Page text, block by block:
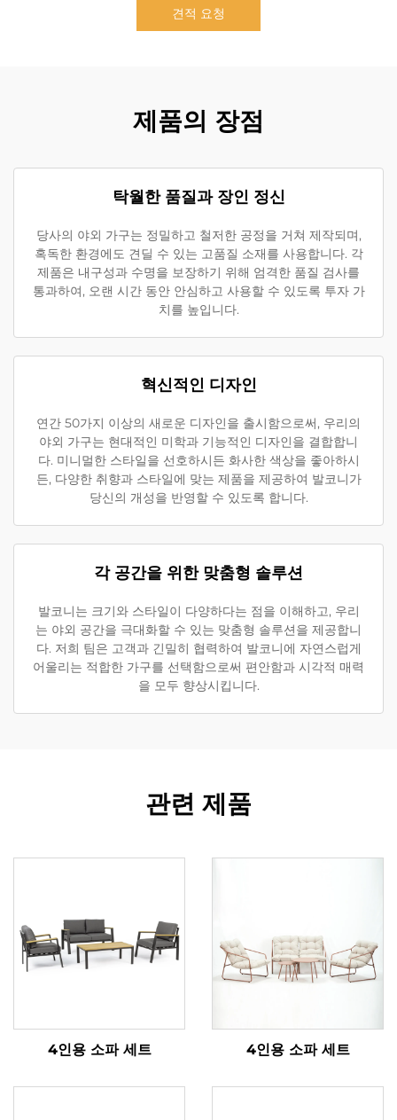
견적 요청
제품의 장점
탁월한 품질과 장인 정신
당사의 야외 가구는 정밀하고 철저한 공정을 거쳐 제작되며,
혹독한 환경에도 견딜 수 있는 고품질 소재를 사용합니다. 각
제품은 내구성과 수명을 보장하기 위해 엄격한 품질 검사를
통과하여, 오랜 시간 동안 안심하고 사용할 수 있도록 투자 가
치를 높입니다.
혁신적인 디자인
연간 50가지 이상의 새로운 디자인을 출시함으로써, 우리의
야외 가구는 현대적인 미학과 기능적인 디자인을 결합합니
다. 미니멀한 스타일을 선호하시든 화사한 색상을 좋아하시
든, 다양한 취향과 스타일에 맞는 제품을 제공하여 발코니가
당신의 개성을 반영할 수 있도록 합니다.
각 공간을 위한 맞춤형 솔루션
발코니는 크기와 스타일이 다양하다는 점을 이해하고, 우리
는 야외 공간을 극대화할 수 있는 맞춤형 솔루션을 제공합니
다. 저희 팀은 고객과 긴밀히 협력하여 발코니에 자연스럽게
어울리는 적합한 가구를 선택함으로써 편안함과 시각적 매력
을 모두 향상시킵니다.
관련 제품
4인용 소파 세트 4인용 소파 세트